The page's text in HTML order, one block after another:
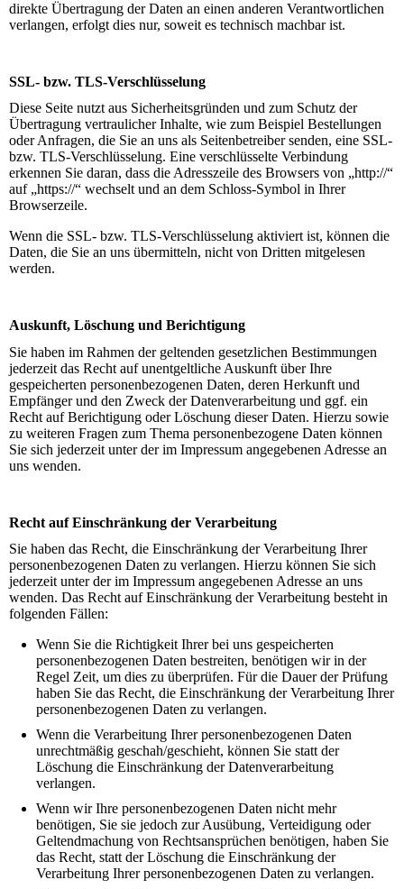
direkte Übertragung der Daten an einen anderen Verantwortlichen
verlangen, erfolgt dies nur, soweit es technisch machbar ist.
SSL- bzw. TLS-Verschlüsselung
Diese Seite nutzt aus Sicherheitsgründen und zum Schutz der
Übertragung vertraulicher Inhalte, wie zum Beispiel Bestellungen
oder Anfragen, die Sie an uns als Seitenbetreiber senden, eine SSL-
bzw. TLS-Verschlüsselung. Eine verschlüsselte Verbindung
erkennen Sie daran, dass die Adresszeile des Browsers von „http://“
auf „https://“ wechselt und an dem Schloss-Symbol in Ihrer
Browserzeile.
Wenn die SSL- bzw. TLS-Verschlüsselung aktiviert ist, können die
Daten, die Sie an uns übermitteln, nicht von Dritten mitgelesen
werden.
Auskunft, Löschung und Berichtigung
Sie haben im Rahmen der geltenden gesetzlichen Bestimmungen
jederzeit das Recht auf unentgeltliche Auskunft über Ihre
gespeicherten personenbezogenen Daten, deren Herkunft und
Empfänger und den Zweck der Datenverarbeitung und ggf. ein
Recht auf Berichtigung oder Löschung dieser Daten. Hierzu sowie
zu weiteren Fragen zum Thema personenbezogene Daten können
Sie sich jederzeit unter der im Impressum angegebenen Adresse an
uns wenden.
Recht auf Einschränkung der Verarbeitung
Sie haben das Recht, die Einschränkung der Verarbeitung Ihrer
personenbezogenen Daten zu verlangen. Hierzu können Sie sich
jederzeit unter der im Impressum angegebenen Adresse an uns
wenden. Das Recht auf Einschränkung der Verarbeitung besteht in
folgenden Fällen:
Wenn Sie die Richtigkeit Ihrer bei uns gespeicherten
personenbezogenen Daten bestreiten, benötigen wir in der
Regel Zeit, um dies zu überprüfen. Für die Dauer der Prüfung
haben Sie das Recht, die Einschränkung der Verarbeitung Ihrer
personenbezogenen Daten zu verlangen.
Wenn die Verarbeitung Ihrer personenbezogenen Daten
unrechtmäßig geschah/geschieht, können Sie statt der
Löschung die Einschränkung der Datenverarbeitung
verlangen.
Wenn wir Ihre personenbezogenen Daten nicht mehr
benötigen, Sie sie jedoch zur Ausübung, Verteidigung oder
Geltendmachung von Rechtsansprüchen benötigen, haben Sie
das Recht, statt der Löschung die Einschränkung der
Verarbeitung Ihrer personenbezogenen Daten zu verlangen.